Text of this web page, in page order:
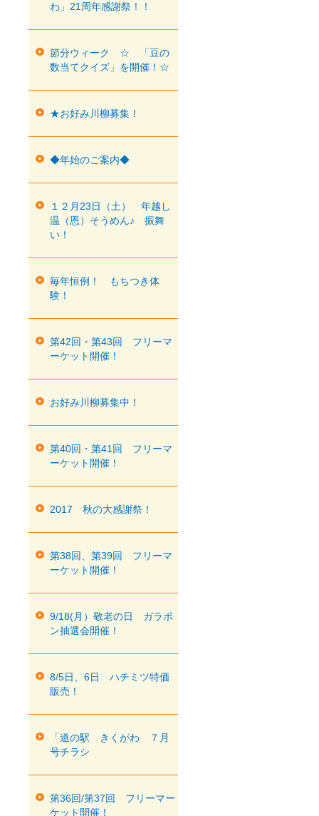
わ」21周年感謝祭！！
節分ウィーク ☆ 「豆の
数当てクイズ」を開催！☆
★お好み川柳募集！
◆年始のご案内◆
１２月23日（土） 年越し
温（恩）そうめん♪ 振舞
い！
毎年恒例！ もちつき体
験！
第42回・第43回 フリーマ
ーケット開催！
お好み川柳募集中！
第40回・第41回 フリーマ
ーケット開催！
2017 秋の大感謝祭！
第38回、第39回 フリーマ
ーケット開催！
9/18(月）敬老の日 ガラポ
ン抽選会開催！
8/5日、6日 ハチミツ特価
販売！
「道の駅 きくがわ ７月
号チラシ
第36回/第37回 フリーマー
ケット開催！